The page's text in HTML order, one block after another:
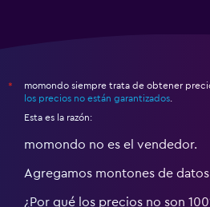
*
momondo siempre trata de obtener
los precios no están garantizados
Esta es la razón:
momondo no es el vendedor.
Agregamos montones de
¿Por qué los precios no son